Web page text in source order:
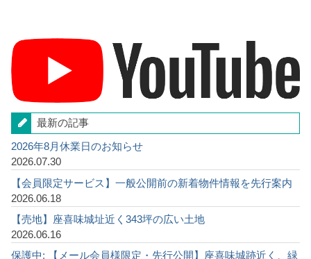
最新の記事
2026年8月休業日のお知らせ
2026.07.30
【会員限定サービス】一般公開前の新着物件情報を先行案内
2026.06.18
【売地】座喜味城址近く343坪の広い土地
2026.06.16
保護中: 【メール会員様限定・先行公開】座喜味城跡近く、緑